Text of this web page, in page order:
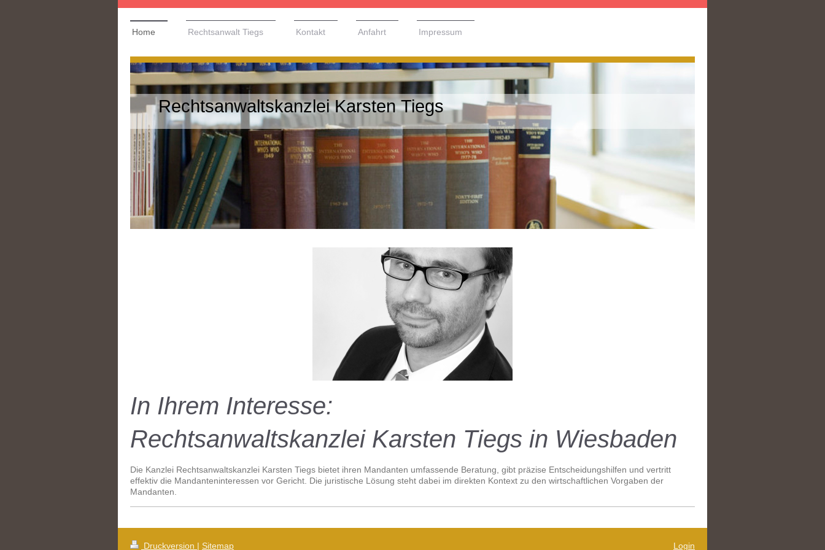
Home Rechtsanwalt Tiegs Kontakt Anfahrt Impressum
Rechtsanwaltskanzlei Karsten Tiegs
In Ihrem Interesse:
Rechtsanwaltskanzlei Karsten Tiegs in Wiesbaden
Die Kanzlei Rechtsanwaltskanzlei Karsten Tiegs bietet ihren Mandanten umfassende Beratung, gibt präzise Entscheidungshilfen und vertritt
effektiv die Mandanteninteressen vor Gericht. Die juristische Lösung steht dabei im direkten Kontext zu den wirtschaftlichen Vorgaben der
Mandanten.
Druckversion | Sitemap Login